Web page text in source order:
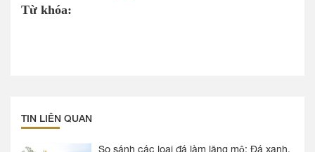
Từ khóa:
TIN LIÊN QUAN
So sánh các loại đá làm lăng mộ: Đá xanh,